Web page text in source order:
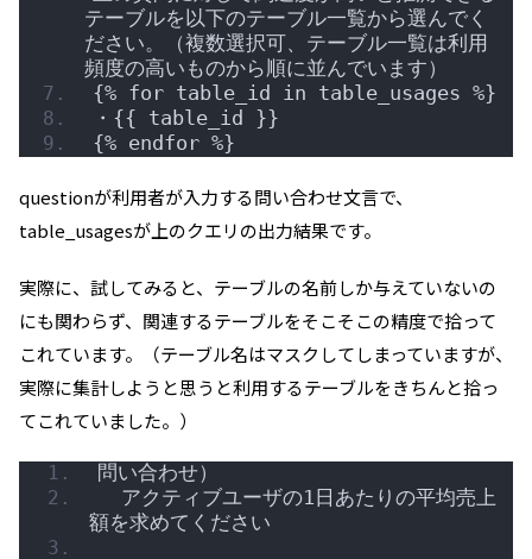
テーブルを以下のテーブル一覧から選んでく
ださい。（複数選択可、テーブル一覧は利用
頻度の高いものから順に並んでいます）
{% for table_id in table_usages %}
・{{ table_id }}
{% endfor %}
questionが利用者が入力する問い合わせ文言で、
table_usagesが上のクエリの出力結果です。
実際に、試してみると、テーブルの名前しか与えていないの
にも関わらず、関連するテーブルをそこそこの精度で拾って
これています。（テーブル名はマスクしてしまっていますが、
実際に集計しようと思うと利用するテーブルをきちんと拾っ
てこれていました。）
問い合わせ）
  アクティブユーザの1日あたりの平均売上
額を求めてください